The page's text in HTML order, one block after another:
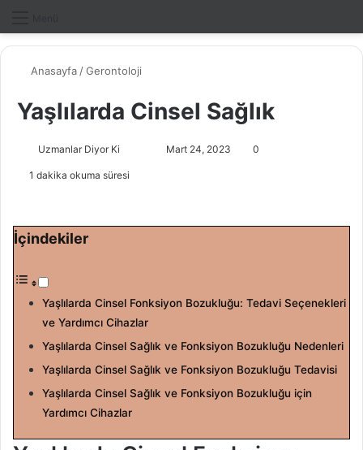
Anasayfa /Gerontoloji
Yaşlılarda Cinsel Sağlık
Uzmanlar Diyor Ki
o
X
-
t
a
g
ö
d
r
Mart 24, 2023 0
1 dakika okuma süresi
İçindekiler
Yaşlılarda Cinsel Fonksiyon Bozukluğu: Tedavi Seçenekleri
ve Yardımcı Cihazlar
Yaşlılarda Cinsel Sağlık ve Fonksiyon Bozukluğu Nedenleri
Yaşlılarda Cinsel Sağlık ve Fonksiyon Bozukluğu Tedavisi
Yaşlılarda Cinsel Sağlık ve Fonksiyon Bozukluğu için
Yardımcı Cihazlar